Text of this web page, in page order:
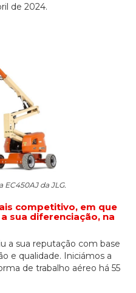
de 2024.
EC450AJ da JLG.
competitivo, em que
sua diferenciação, na
a sua reputação com base
e qualidade. Iniciámos a
de trabalho aéreo há 55